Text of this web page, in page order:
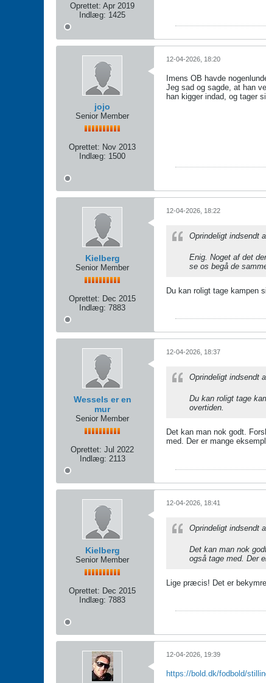
Oprettet: Apr 2019
Indlæg: 1425
jojo
Senior Member
Oprettet: Nov 2013
Indlæg: 1500
12-04-2026, 18:20
Imens OB havde
Jeg sad og sagde, at han
han kigger indad, og tager
Kielberg
Senior Member
Oprettet: Dec 2015
Indlæg: 7883
12-04-2026, 18:22
Oprindeligt indsendt
Enig. Noget af det
se os begå de
Du kan roligt tage kampen
Wessels er en
mur
Senior Member
Oprettet: Jul 2022
Indlæg: 2113
12-04-2026, 18:37
Oprindeligt indsendt
Du kan roligt tage
overtiden.
Det kan man nok godt.
med. Der er mange
Kielberg
Senior Member
Oprettet: Dec 2015
Indlæg: 7883
12-04-2026, 18:41
Oprindeligt indsendt
Det kan man nok
også tage med. Der
Lige præcis! Det er
12-04-2026, 19:39
https://bold.dk/fodbold/